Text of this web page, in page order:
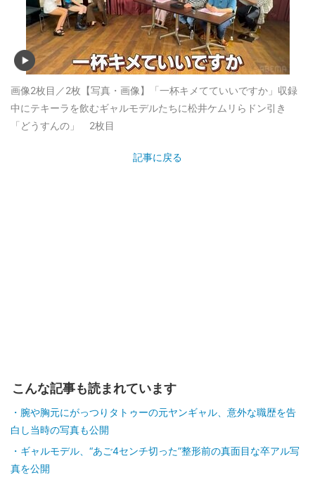
画像2枚目／2枚 【写真・画像】「一杯キメてていいですか」収録
中にテキーラを飲むギャルモデルたちに松井ケムリらドン引き
「どうすんの」 2枚目
記事に戻る
こんな記事も読まれています
腕や胸元にがっつりタトゥーの元ヤンギャル、意外な職歴を告
白し当時の写真も公開
ギャルモデル、“あご4センチ切った”整形前の真面目な卒アル写
真を公開